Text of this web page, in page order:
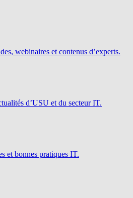
webinaires et contenus d’experts.
d’USU et du secteur IT.
et bonnes pratiques IT.